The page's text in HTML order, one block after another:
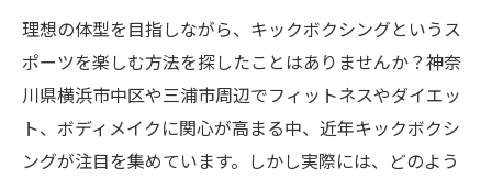
理想の体型を目指しながら、キックボクシングというス
ポーツを楽しむ方法を探したことはありませんか？神奈
川県横浜市中区や三浦市周辺でフィットネスやダイエッ
ト、ボディメイクに関心が高まる中、近年キックボクシ
ングが注目を集めています。しかし実際には、どのよう